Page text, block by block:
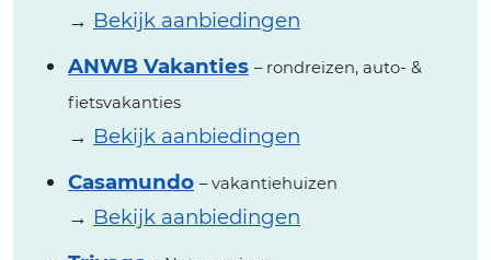
→ Bekijk aanbiedingen
ANWB Vakanties – rondreizen, auto- &
fietsvakanties
→ Bekijk aanbiedingen
Casamundo – vakantiehuizen
→ Bekijk aanbiedingen